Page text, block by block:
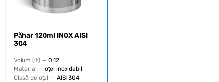
Păhar 120ml INOX AISI
304
Volum (lt) — 0.12
Material — oțel inoxidabil
Clasă de oțel — AISI 304